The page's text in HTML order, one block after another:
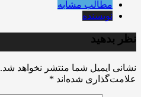
مطالب مشابه
نویسنده
نظر بدهید
نشانی ایمیل شما منتشر نخواهد شد.
علامت‌گذاری شده‌اند *